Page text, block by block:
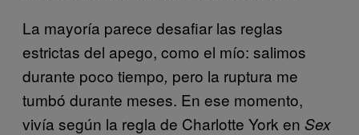
La mayoría parece desafiar las reglas
estrictas del apego, como el mío: salimos
durante poco tiempo, pero la ruptura me
tumbó durante meses. En ese momento,
vivía según la regla de Charlotte York en Sex